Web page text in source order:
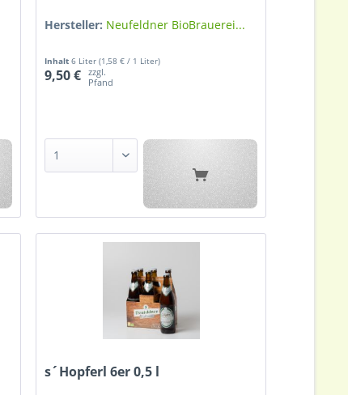
Hersteller: Neufeldner BioBrauerei...
Inhalt6 Liter(1,58 € / 1 Liter)
9,50 €
zzgl.
Pfand
s´Hopferl 6er 0,5 l